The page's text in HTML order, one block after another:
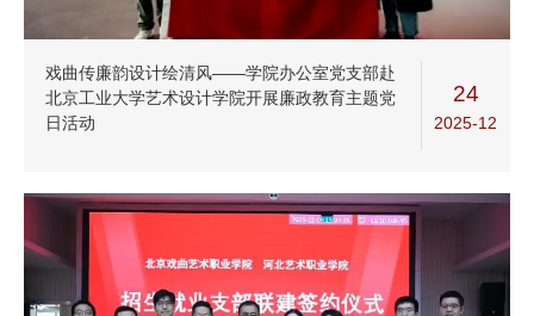
戏曲传廉韵设计绘清风——学院办公室党支部赴
北京工业大学艺术设计学院开展廉政教育主题党
日活动
24
2025-12